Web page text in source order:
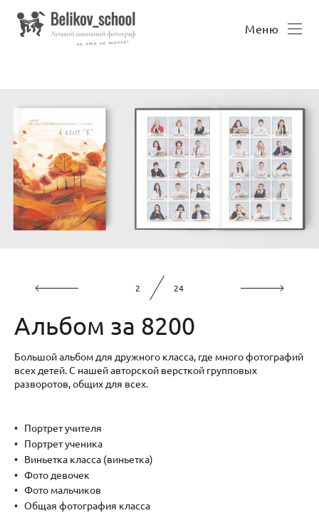
Меню
2 24
Альбом за 8200
Большой альбом для дружного класса, где много фотографий
всех детей. С нашей авторской версткой групповых
разворотов, общих для всех.
Портрет учителя
Портрет ученика
Виньетка класса (виньетка)
Фото девочек
Фото мальчиков
Общая фотография класса